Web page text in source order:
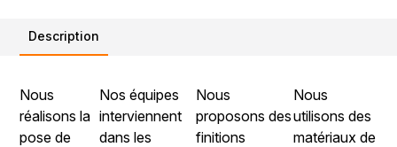
Description
Nous
réalisons la
pose de
Nos équipes
interviennent
dans les
Nous
proposons des
finitions
Nous
utilisons des
matériaux de